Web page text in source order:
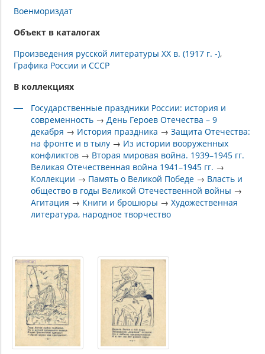
Военмориздат
Объект в каталогах
Произведения русской литературы XX в. (1917 г. -)
Графика России и СССР
В коллекциях
Государственные праздники России: история и
современность → День Героев Отечества – 9
декабря → История праздника →Защита Отечества:
на фронте и в тылу → Из истории вооруженных
конфликтов → Вторая мировая война. 1939–1945 гг.
Великая Отечественная война 1941–1945 гг. →
Коллекции → Память о Великой Победе → Власть и
общество в годы Великой Отечественной войны →
Агитация → Книги и брошюры →Художественная
литература, народное творчество